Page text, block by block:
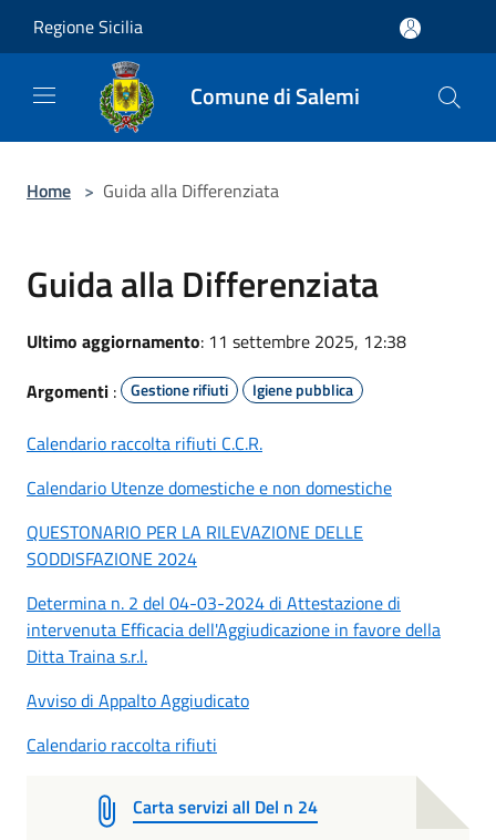
Regione Sicilia
Comune di Salemi
Home > Guida alla Differenziata
Guida alla Differenziata
Ultimo aggiornamento: 11 settembre 2025, 12:38
Argomenti : Gestione rifiuti Igiene pubblica
Calendario raccolta rifiuti C.C.R.
Calendario Utenze domestiche e non domestiche
QUESTONARIO PER LA RILEVAZIONE DELLE
SODDISFAZIONE 2024
Determina n. 2 del 04-03-2024 di Attestazione di
intervenuta Efficacia dell'Aggiudicazione in favore della
Ditta Traina s.r.l.
Avviso di Appalto Aggiudicato
Calendario raccolta rifiuti
Carta servizi all Del n 24